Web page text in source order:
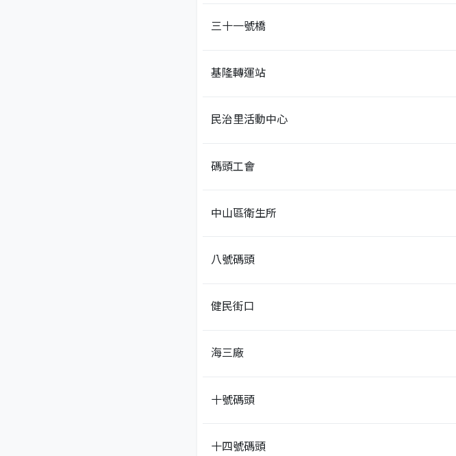
三十一號橋
基隆轉運站
民治里活動中心
碼頭工會
中山區衛生所
八號碼頭
健民街口
海三廠
十號碼頭
十四號碼頭